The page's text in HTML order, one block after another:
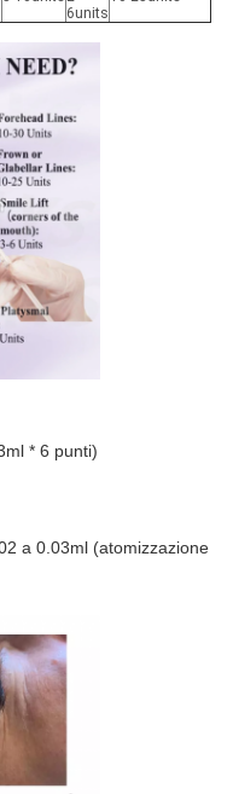
6units
* 6 punti)
a 0.03ml (atomizzazione